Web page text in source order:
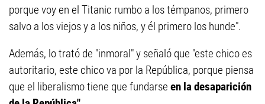
porque voy en el Titanic rumbo a los témpanos, primero
salvo a los viejos y a los niños, y él primero los hunde".
Además, lo trató de "inmoral" y señaló que "este chico es
autoritario, este chico va por la República, porque piensa
que el liberalismo tiene que fundarse en la desaparición